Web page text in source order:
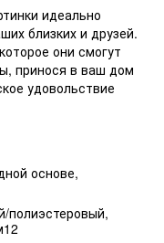
идеально
близких и друзей.
они смогут
принося в ваш дом
удовольствие
основе,
полиэстеровый,